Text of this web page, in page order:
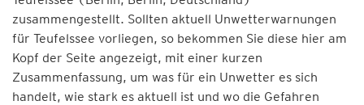
zusammengestellt. Sollten aktuell Unwetterwarnungen
für Teufelssee vorliegen, so bekommen Sie diese hier am
Kopf der Seite angezeigt, mit einer kurzen
Zusammenfassung, um was für ein Unwetter es sich
handelt, wie stark es aktuell ist und wo die Gefahren